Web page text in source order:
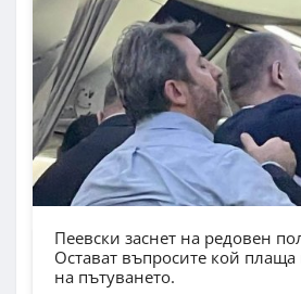
Пеевски заснет на редовен
Остават въпросите кой плаща
на пътуването.